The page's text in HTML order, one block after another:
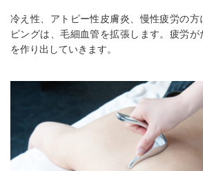
冷え性、アトピー性皮膚炎、慢性疲労の方
ピングは、毛細血管を拡張します。疲労
を作り出していきます。